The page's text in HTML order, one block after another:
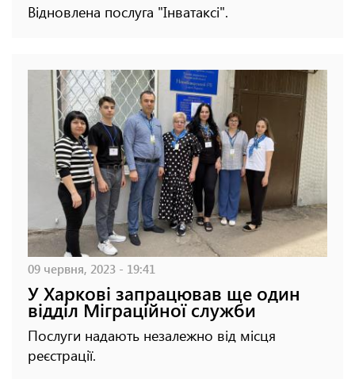
Відновлена послуга "Інватаксі".
09 червня, 2023 - 19:41
У Харкові запрацював ще один
відділ Міграційної служби
Послуги надають незалежно від місця
реєстрації.